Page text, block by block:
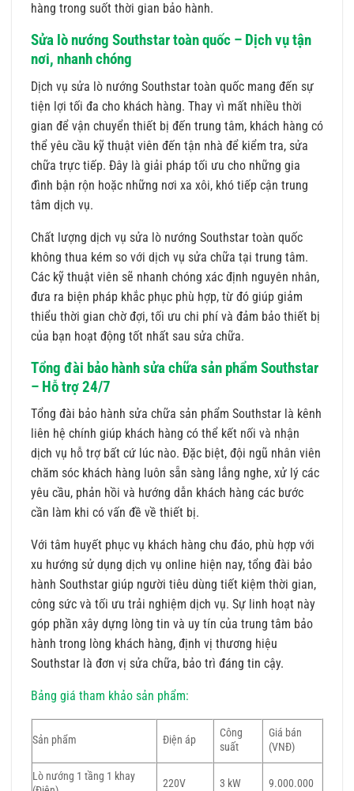
hàng trong suốt thời gian bảo hành.
Sửa lò nướng Southstar toàn quốc – Dịch vụ tận
nơi, nhanh chóng
Dịch vụ sửa lò nướng Southstar toàn quốc mang đến sự
tiện lợi tối đa cho khách hàng. Thay vì mất nhiều thời
gian để vận chuyển thiết bị đến trung tâm, khách hàng có
thể yêu cầu kỹ thuật viên đến tận nhà để kiểm tra, sửa
chữa trực tiếp. Đây là giải pháp tối ưu cho những gia
đình bận rộn hoặc những nơi xa xôi, khó tiếp cận trung
tâm dịch vụ.
Chất lượng dịch vụ sửa lò nướng Southstar toàn quốc
không thua kém so với dịch vụ sửa chữa tại trung tâm.
Các kỹ thuật viên sẽ nhanh chóng xác định nguyên nhân,
đưa ra biện pháp khắc phục phù hợp, từ đó giúp giảm
thiểu thời gian chờ đợi, tối ưu chi phí và đảm bảo thiết bị
của bạn hoạt động tốt nhất sau sửa chữa.
Tổng đài bảo hành sửa chữa sản phẩm Southstar
– Hỗ trợ 24/7
Tổng đài bảo hành sửa chữa sản phẩm Southstar là kênh
liên hệ chính giúp khách hàng có thể kết nối và nhận
dịch vụ hỗ trợ bất cứ lúc nào. Đặc biệt, đội ngũ nhân viên
chăm sóc khách hàng luôn sẵn sàng lắng nghe, xử lý các
yêu cầu, phản hồi và hướng dẫn khách hàng các bước
cần làm khi có vấn đề về thiết bị.
Với tâm huyết phục vụ khách hàng chu đáo, phù hợp với
xu hướng sử dụng dịch vụ online hiện nay, tổng đài bảo
hành Southstar giúp người tiêu dùng tiết kiệm thời gian,
công sức và tối ưu trải nghiệm dịch vụ. Sự linh hoạt này
góp phần xây dựng lòng tin và uy tín của trung tâm bảo
hành trong lòng khách hàng, định vị thương hiệu
Southstar là đơn vị sửa chữa, bảo trì đáng tin cậy.
Bảng giá tham khảo sản phẩm:
Sản phẩm Điện áp
Công
suất
Giá bán
(VNĐ)
Lò nướng 1 tầng 1 khay
220V 3 kW 9.000.000